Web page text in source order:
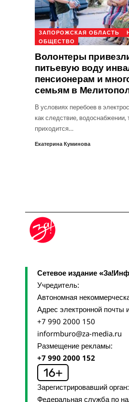
ЗАПОРОЖСКАЯ ОБЛАСТЬ
ОБЩЕСТВО
Волонтеры
питьевую воду
пенсионерам и
семьям в
В условиях перебоев в
как следствие, водоснабжении,
приходится…
Екатерина Куминова
Сетевое издание
Учредитель:
Автономная
Адрес электронной почты
+7 990 2000 150
informburo@za-media.ru
Размещение рекламы:
+7 990 2000 152
Зарегистрировавший орган:
Федеральная служба по